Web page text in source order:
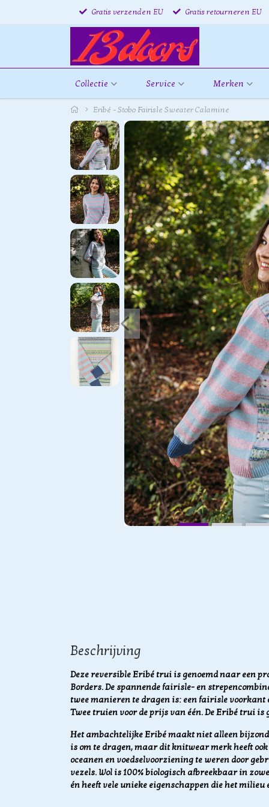
Gratis verzenden EU Gratis retourneren EU
Collectie Service Merken
Eribé - Stobo Fairisle Sweater Calamine
Beschrijving
Deze reversible Eribé trui is genoemd naar een
Borders. De spannende fairisle- en
twee manieren te dragen is: een fairisle voorkant
Twee truien voor de prijs van één.De Eribé trui is
Het ambachtelijke Eribé maakt niet alleen
is om te dragen, maar dit knitwear merk heeft
oceanen en voedselvoorziening te weren door
vezels. Wol is 100% biologisch afbreekbaar in
én heeft vele unieke eigenschappen die het milieu